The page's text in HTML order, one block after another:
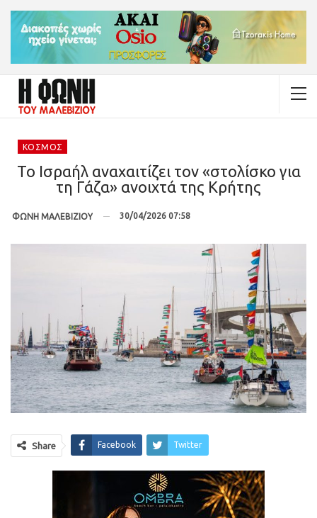
ΚΌΣΜΟΣ
Το Ισραήλ αναχαιτίζει τον «στολίσκο για
τη Γάζα» ανοιχτά της Κρήτης
ΦΩΝΗ ΜΑΛΕΒΙΖΙΟΥ 30/04/2026 07:58
Share Facebook Twitter